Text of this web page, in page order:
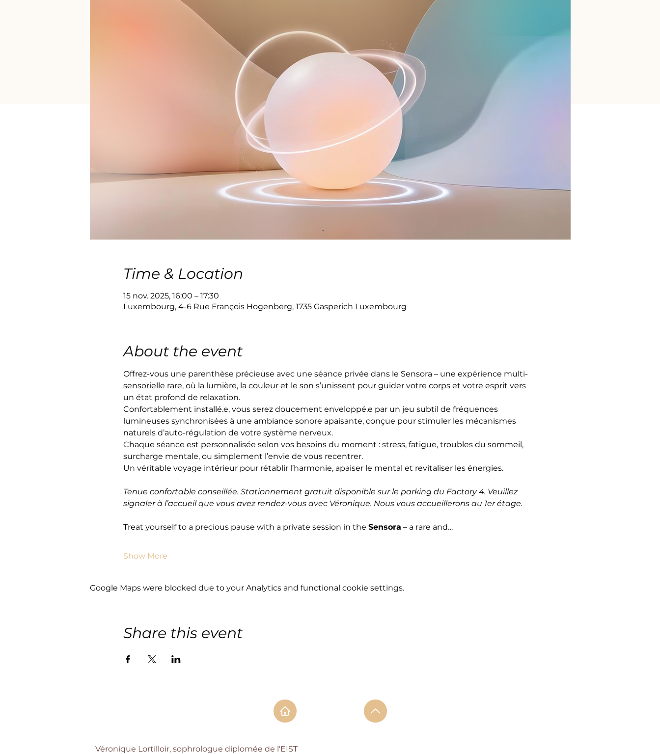
Time & Location
15 nov. 2025, 16:00 – 17:30
Luxembourg, 4-6 Rue François Hogenberg, 1735 Gasperich Luxembourg
About the event
Offrez-vous une parenthèse précieuse avec une séance privée dans le Sensora – une expérience multi-
sensorielle rare, où la lumière, la couleur et le son s’unissent pour guider votre corps et votre esprit vers
un état profond de relaxation.
Confortablement installé.e, vous serez doucement enveloppé.e par un jeu subtil de fréquences
lumineuses synchronisées à une ambiance sonore apaisante, conçue pour stimuler les mécanismes
naturels d’auto-régulation de votre système nerveux.
Chaque séance est personnalisée selon vos besoins du moment : stress, fatigue, troubles du sommeil,
surcharge mentale, ou simplement l’envie de vous recentrer.
Un véritable voyage intérieur pour rétablir l’harmonie, apaiser le mental et revitaliser les énergies.
Tenue confortable conseillée. Stationnement gratuit disponible sur le parking du Factory 4. Veuillez
signaler à l’accueil que vous avez rendez-vous avec Véronique. Nous vous accueillerons au 1er étage.
Treat yourself to a precious pause with a private session in the Sensora – a rare and…
Show More
Google Maps were blocked due to your Analytics and functional cookie settings.
Share this event
Véronique Lortilloir, sophrologue diplomée de l'EIST